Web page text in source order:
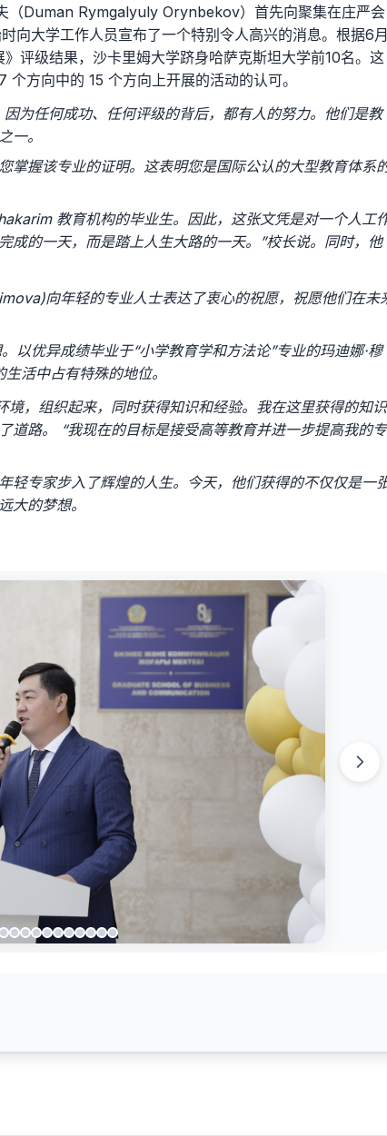
（Duman Rymgalyuly Orynbekov）首先向聚集在庄严会
向大学工作人员宣布了一个特别令人高兴的消息。根据6月
评级结果，沙卡里姆大学跻身哈萨克斯坦大学前10名。这
方向中的 15 个方向上开展的活动的认可。
为任何成功、任何评级的背后，都有人的努力。他们是教
一。
掌握该专业的证明。这表明您是国际公认的大型教育体系
教育机构的毕业生。因此，这张文凭是对一个人工
成的一天，而是踏上人生大路的一天。”校长说。同时，他
向年轻的专业人​​士表达了衷心的祝愿，祝愿他们在未
以优异成绩毕业于“小学教育学和方法论”专业的玛迪娜·穆
活中占有特殊的地位。
，组织起来，同时获得知识和经验。我在这里获得的知识
道路。 “我现在的目标是接受高等教育并进一步提高我的专
轻专家步入了辉煌的人生。今天，他们获得的不仅仅是一
大的梦想。